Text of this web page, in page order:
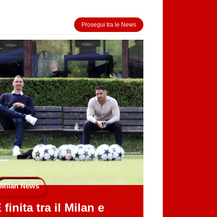
Prosegui tra le News
Milan News
finita tra il Milan e